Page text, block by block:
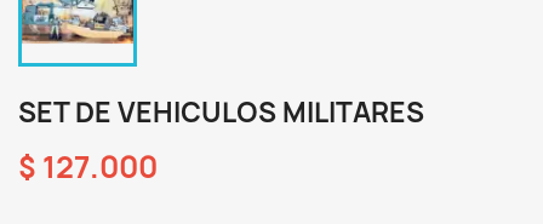
SET DE VEHICULOS MILITARES
$ 127.000